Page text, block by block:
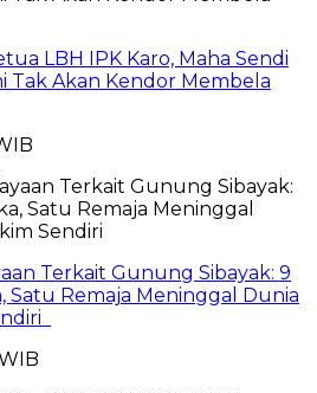
LBH IPK Karo, Maha Sendi
Tak Akan Kendor Membela
Terkait Gunung Sibayak: 9
Satu Remaja Meninggal Dunia